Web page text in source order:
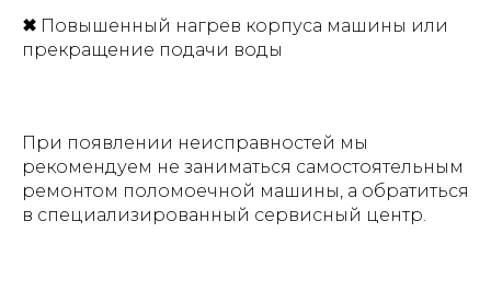
✖ Повышенный нагрев корпуса машины или
прекращение подачи воды
При появлении неисправностей мы
рекомендуем не заниматься самостоятельным
ремонтом поломоечной машины, а обратиться
в специализированный сервисный центр.